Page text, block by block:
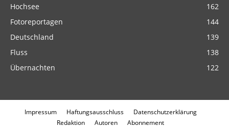
Hochsee
162
Fotoreportagen
144
Deutschland
139
Fluss
138
Übernachten
122
Impressum Haftungsausschluss
Datenschutzerklärung
Redaktion
Autoren
Abonnement